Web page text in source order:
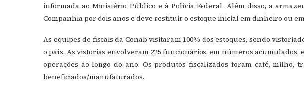
informada ao Ministério Público e à Polícia Federal. Além disso, a
Companhia por dois anos e deve restituir o estoque inicial em dinheiro ou
As equipes de fiscais da Conab visitaram 100% dos estoques, sendo
o país. As vistorias envolveram 225 funcionários, em números acumulados,
operações ao longo do ano. Os produtos fiscalizados foram café, milho,
beneficiados/manufaturados.